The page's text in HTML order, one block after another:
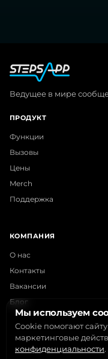
Ведущее в мире
ПРОДУКТ
Функции
Вызовы
Цены
Merch
Поддержка
КОМПАНИЯ
О нас
Контакты
Вакансии
Блог
Мы используем
Cookie помогают
маркетинговые
конфиденциальности.